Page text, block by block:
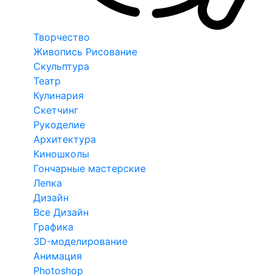
Творчество
Живопись Рисование
Скульптура
Театр
Кулинария
Скетчинг
Рукоделие
Архитектура
Киношколы
Гончарные мастерские
Лепка
Дизайн
Все Дизайн
Графика
3D-моделирование
Анимация
Photoshop